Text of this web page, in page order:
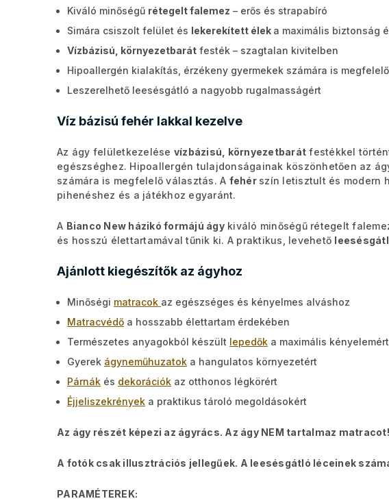
Kiváló minőségű rétegelt falemez – erős és strapabíró
Simára csiszolt felület és lekerekített élek a maximális biztonság
Vízbázisú, környezetbarát festék – szagtalan kivitelben
Hipoallergén kialakítás, érzékeny gyermekek számára is megfelelő
Leszerelhető leesésgátló a nagyobb rugalmasságért
Víz bázisú fehér lakkal kezelve
Az ágy felületkezelése vízbázisú, környezetbarát festékkel
egészséghez. Hipoallergén tulajdonságainak köszönhetően az
számára is megfelelő választás. A fehér szín letisztult és modern
pihenéshez és a játékhoz egyaránt.
A Bianco New házikó formájú ágykiváló minőségű rétegelt
és hosszú élettartamával tűnik ki. A praktikus, levehető
Ajánlott kiegészítők az ágyhoz
Minőségi matracok az egészséges és kényelmes alváshoz
Matracvédő a hosszabb élettartam érdekében
Természetes anyagokból készült lepedők a maximális kényelemért
Gyerek ágyneműhuzatok a hangulatos környezetért
Párnák és dekorációk az otthonos légkörért
Éjjeliszekrények a praktikus tároló megoldásokért
Az ágy részét képezi az ágyrács. Az ágy NEM tartalmaz matracot!
A fotók csak illusztrációs jellegűek. A leesésgátló léceinek
PARAMÉTEREK: